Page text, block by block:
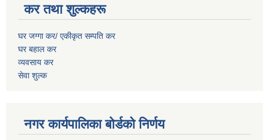
कर तथा शुल्कहरू
घर जग्गा कर/ एकीकृत सम्पति कर
घर बहाल कर
व्यवसाय कर
सेवा शुल्क
नगर कार्यपालिका बोर्डको निर्णय